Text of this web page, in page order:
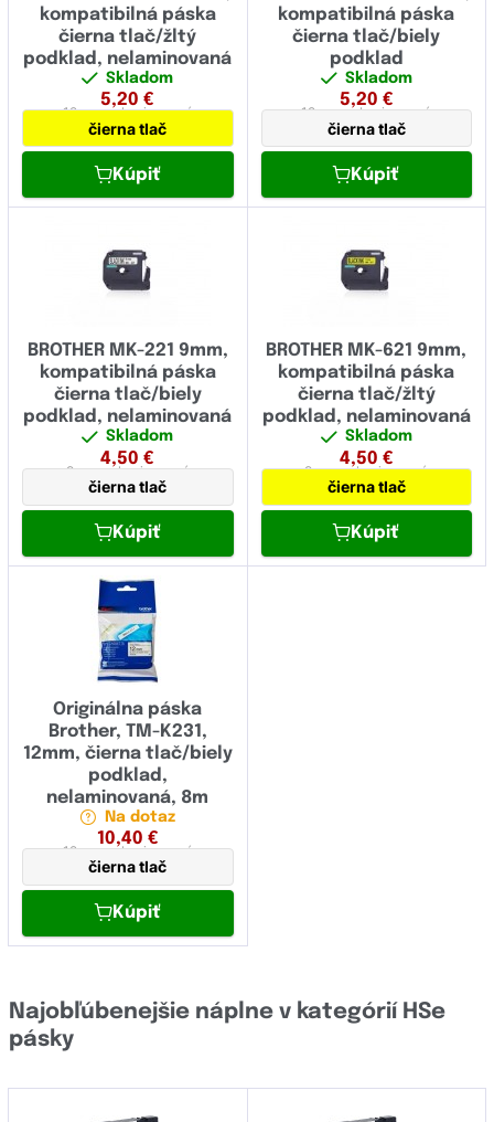
TZe pásky
kompatibilná páska
čierna tlač/žltý
podklad, nelaminovaná
Skladom
5,20 €
12 mmnelaminovaná
čierna tlač
Kúpiť
kompatibilná páska
čierna tlač/biely
podklad
Skladom
5,20 €
12 mmnelaminovaná
čierna tlač
Kúpiť
BROTHER MK-221 9mm,
kompatibilná páska
čierna tlač/biely
podklad, nelaminovaná
Skladom
4,50 €
9 mmnelaminovaná
čierna tlač
Kúpiť
BROTHER MK-621 9mm,
kompatibilná páska
čierna tlač/žltý
podklad, nelaminovaná
Skladom
4,50 €
9 mmnelaminovaná
čierna tlač
Kúpiť
Originálna páska
Brother, TM-K231,
12mm, čierna tlač/biely
podklad,
nelaminovaná, 8m
Na dotaz
10,40 €
12 mmnelaminovaná
čierna tlač
Kúpiť
Najobľúbenejšie náplne v kategórií HSe
pásky